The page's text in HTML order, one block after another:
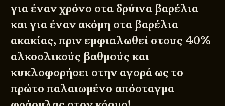
για έναν χρόνο στα δρύινα βαρέλια
και για έναν ακόμη στα βαρέλια
ακακίας, πριν εμφιαλωθεί στους 40%
αλκοολικούς βαθμούς και
κυκλοφορήσει στην αγορά ως το
πρώτο παλαιωμένο απόσταγμα